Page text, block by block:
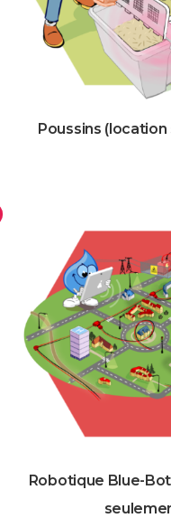
Poussins
Robotique Blue-